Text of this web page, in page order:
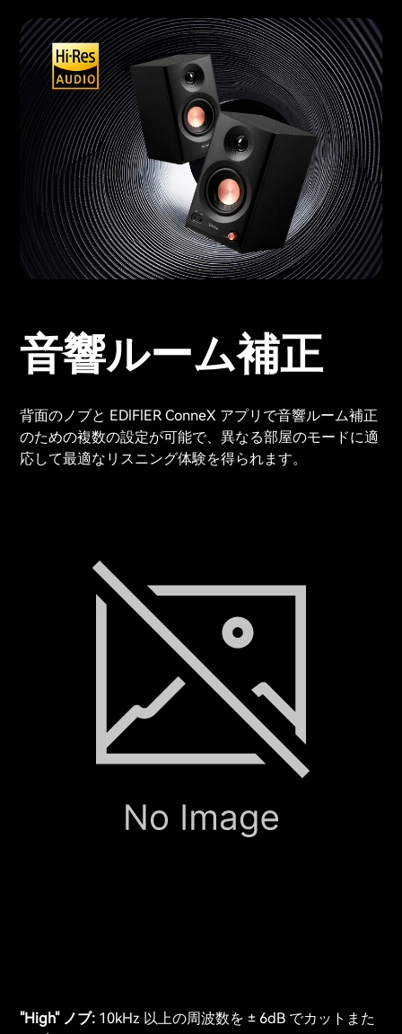
音響ルーム補正
背面のノブと EDlFlER ConneX アプリで音響ルーム補正
のための複数の設定が可能で、異なる部屋のモードに適
応して最適なリスニング体験を得られます。
"High" ノブ: 10kHz 以上の周波数を ± 6dB でカットまた